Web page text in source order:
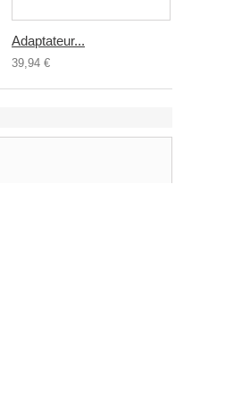
Adaptateur...
39,94 €